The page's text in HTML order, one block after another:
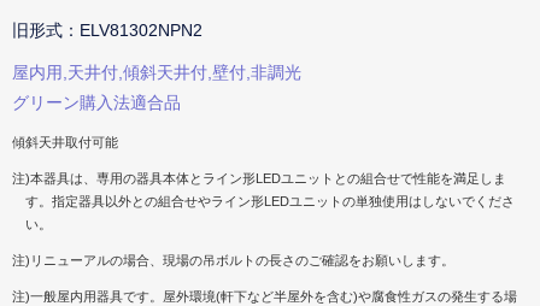
旧形式：ELV81302NPN2
屋内用,天井付,傾斜天井付,壁付,非調光
グリーン購入法適合品
傾斜天井取付可能
注)本器具は、専用の器具本体とライン形LEDユニットとの組合せで性能を満足しま
す。指定器具以外との組合せやライン形LEDユニットの単独使用はしないでくださ
い。
注)リニューアルの場合、現場の吊ボルトの長さのご確認をお願いします。
注)一般屋内用器具です。屋外環境(軒下など半屋外を含む)や腐食性ガスの発生する場